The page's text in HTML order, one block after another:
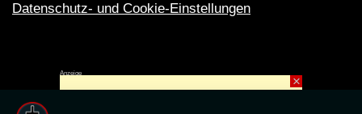
Datenschutz- und Cookie-Einstellungen
Anzeige
×